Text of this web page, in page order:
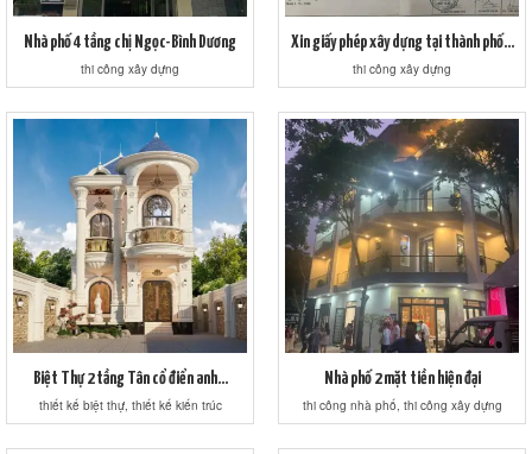
Nhà phố 4 tầng chị Ngọc-Bình Dương
thi công xây dựng
Xin giấy phép xây dựng tại thành phố...
thi công xây dựng
Biệt Thự 2 tầng Tân cổ điển anh...
thiết kế biệt thự, thiết kế kiến trúc
Nhà phố 2 mặt tiền hiện đại
thi công nhà phố, thi công xây dựng